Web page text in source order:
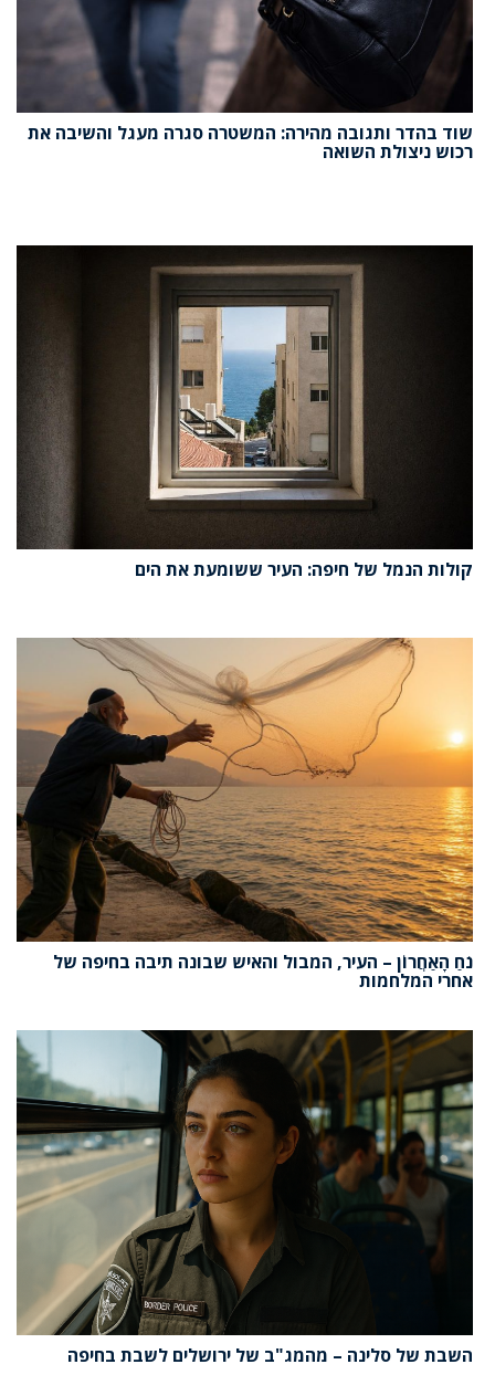
שוד בהדר ותגובה מהירה: המשטרה סגרה מעגל והשיבה את
רכוש ניצולת השואה
קולות הנמל של חיפה: העיר ששומעת את הים
נֹחַ הָאַחֲרוֹן – העיר, המבול והאיש שבונה תיבה בחיפה של
אחרי המלחמות
השבת של סלינה – מהמג"ב של ירושלים לשבת בחיפה